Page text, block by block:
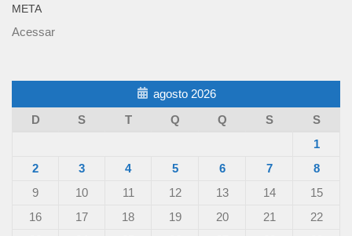
META
Acessar
agosto 2026
D
S T Q Q S
S
1
2
3 4 5 6 7
8
9
10 11 12 13 14
15
16
17 18 19 20 21
22